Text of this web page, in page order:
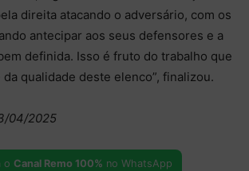
direita atacando o adversário, com os
antecipar aos seus defensores e a
definida. Isso é fruto do trabalho que
qualidade deste elenco”, finalizou.
04/2025
o Canal Remo 100% no WhatsApp